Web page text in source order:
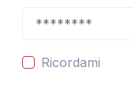
Ricordami